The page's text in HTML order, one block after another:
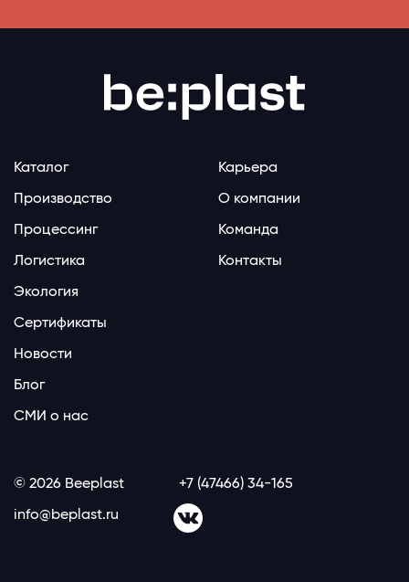
Каталог
Производство
Процессинг
Логистика
Экология
Сертификаты
Новости
Блог
СМИ о нас
Карьера
О компании
Команда
Контакты
© 2026 Beeplast
+7 (47466) 34-165
info@beplast.ru